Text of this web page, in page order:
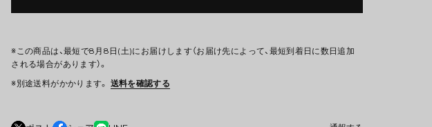
※この商品は、最短で8月8日(土)にお届けします（お届け先によって、最短到着日に数日追加
される場合があります）。
※別途送料がかかります。 送料を確認する